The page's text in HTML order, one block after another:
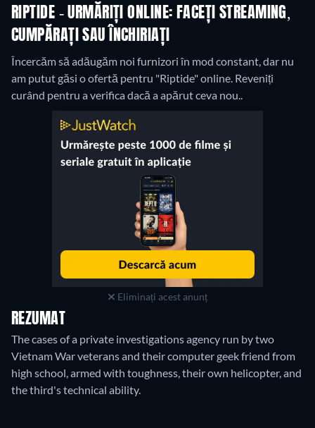
RIPTIDE - URMĂRIȚI ONLINE: FACEȚI STREAMING,
CUMPĂRAȚI SAU ÎNCHIRIAȚI
Încercăm să adăugăm noi furnizori în mod constant, dar nu
am putut găsi o ofertă pentru "Riptide" online. Reveniți
curând pentru a verifica dacă a apărut ceva nou..
Eliminați acest anunț
REZUMAT
The cases of a private investigations agency run by two
Vietnam War veterans and their computer geek friend from
high school, armed with toughness, their own helicopter, and
the third's technical ability.